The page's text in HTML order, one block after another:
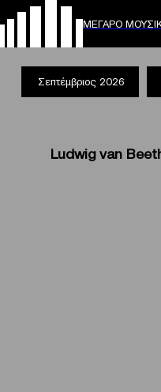
ΜΕΓΑΡΟ
Σεπτέμβριος 2026
Ludwig van